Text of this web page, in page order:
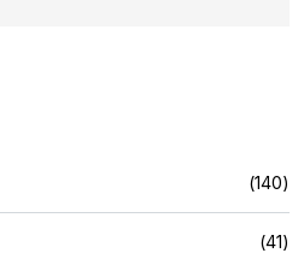
(140)
(41)